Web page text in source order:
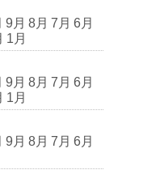
9月 8月 7月 6月
1月
9月 8月 7月 6月
1月
9月 8月 7月 6月